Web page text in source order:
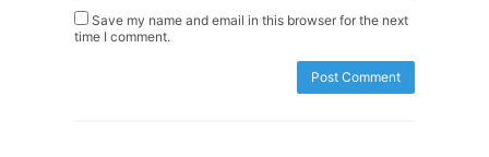
Save my name and email in this browser for the next
time I comment.